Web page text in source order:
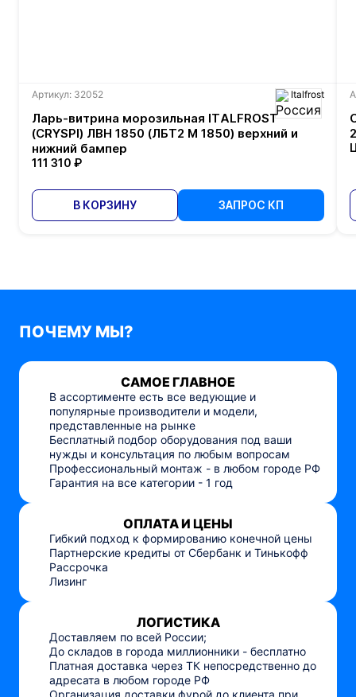
Артикул: 32052 Italfrost
Ларь-витрина морозильная ITALFROST
(CRYSPI) ЛВН 1850 (ЛБТ2 М 1850) верхний и
нижний бампер
111 310 ₽
В КОРЗИНУ ЗАПРОС КП
ПОЧЕМУ МЫ?
САМОЕ ГЛАВНОЕ
В ассортименте есть все ведующие и
популярные производители и модели,
представленные на рынке
Бесплатный подбор оборудования под ваши
нужды и консультация по любым вопросам
Профессиональный монтаж - в любом городе РФ
Гарантия на все категории - 1 год
ОПЛАТА И ЦЕНЫ
Гибкий подход к формированию конечной цены
Партнерские кредиты от Сбербанк и Тинькофф
Рассрочка
Лизинг
ЛОГИСТИКА
Доставляем по всей России;
До складов в города миллионники - бесплатно
Платная доставка через ТК непосредственно до
адресата в любом городе РФ
Организация доставки фурой до клиента при